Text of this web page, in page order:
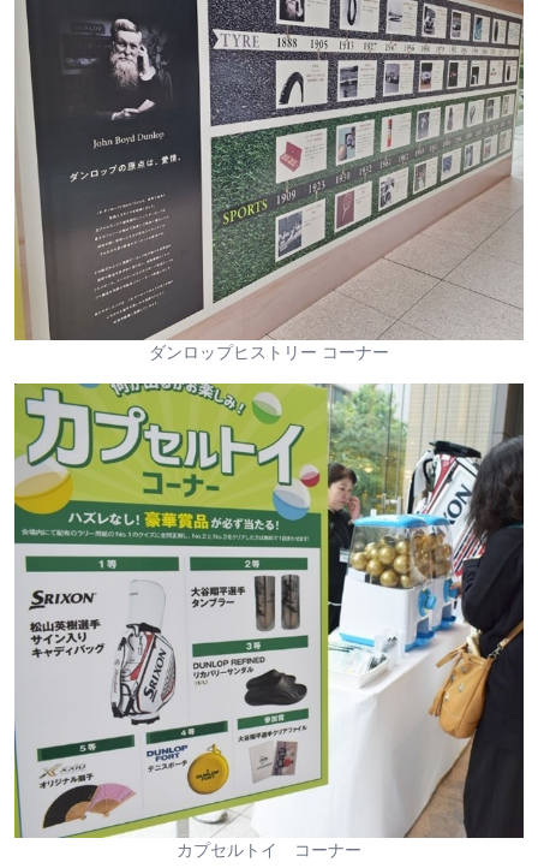
ダンロップヒストリー コーナー
カプセルトイ コーナー